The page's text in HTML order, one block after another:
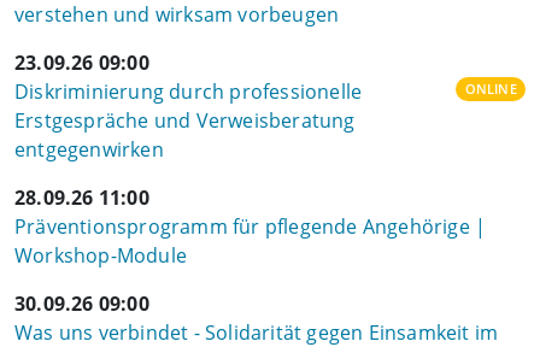
verstehen und wirksam vorbeugen
23.09.26 09:00
Diskriminierung durch professionelle
Erstgespräche und Verweisberatung
entgegenwirken
ONLINE
28.09.26 11:00
Präventionsprogramm für pflegende Angehörige |
Workshop-Module
30.09.26 09:00
Was uns verbindet - Solidarität gegen Einsamkeit im